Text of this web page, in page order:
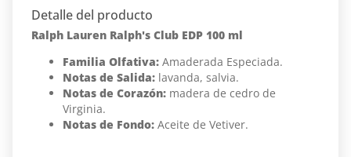
Detalle del producto
Ralph Lauren Ralph's Club EDP 100 ml
Familia Olfativa: Amaderada Especiada.
Notas de Salida: lavanda, salvia.
Notas de Corazón: madera de cedro de
Virginia.
Notas de Fondo: Aceite de Vetiver.